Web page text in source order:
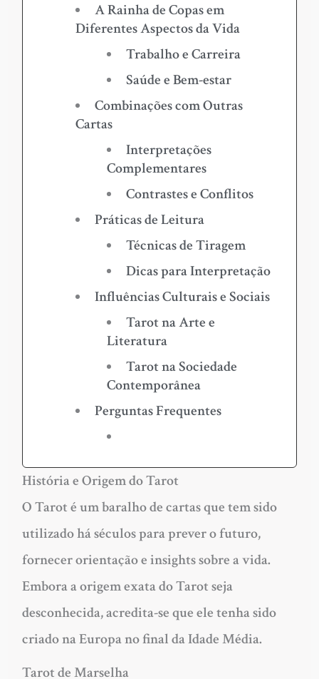
A Rainha de Copas em
Diferentes Aspectos da Vida
Trabalho e Carreira
Saúde e Bem-estar
Combinações com Outras
Cartas
Interpretações
Complementares
Contrastes e Conflitos
Práticas de Leitura
Técnicas de Tiragem
Dicas para Interpretação
Influências Culturais e Sociais
Tarot na Arte e
Literatura
Tarot na Sociedade
Contemporânea
Perguntas Frequentes
História e Origem do Tarot
O Tarot é um baralho de cartas que tem sido
utilizado há séculos para prever o futuro,
fornecer orientação e insights sobre a vida.
Embora a origem exata do Tarot seja
desconhecida, acredita-se que ele tenha sido
criado na Europa no final da Idade Média.
Tarot de Marselha